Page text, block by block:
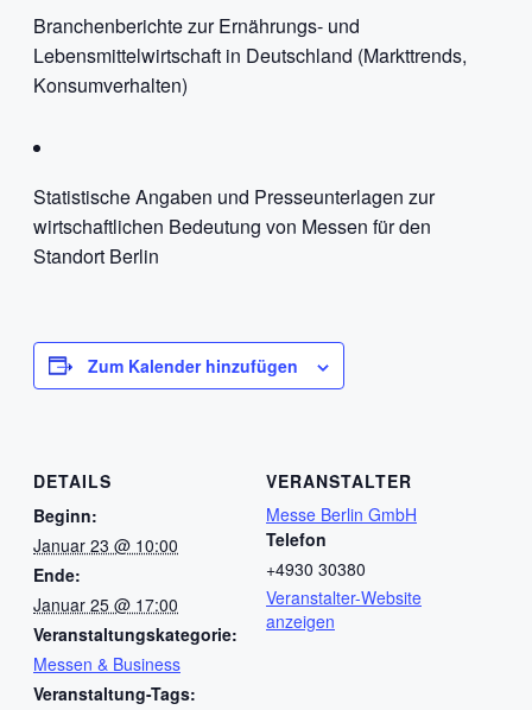
Branchenberichte zur Ernährungs- und
Lebensmittelwirtschaft in Deutschland (Markttrends,
Konsumverhalten)
Statistische Angaben und Presseunterlagen zur
wirtschaftlichen Bedeutung von Messen für den
Standort Berlin
Zum Kalender hinzufügen
DETAILS
Beginn:
Januar 23 @ 10:00
Ende:
Januar 25 @ 17:00
Veranstaltungskategorie:
Messen & Business
Veranstaltung-Tags:
VERANSTALTER
Messe Berlin GmbH
Telefon
+4930 30380
Veranstalter-Website
anzeigen